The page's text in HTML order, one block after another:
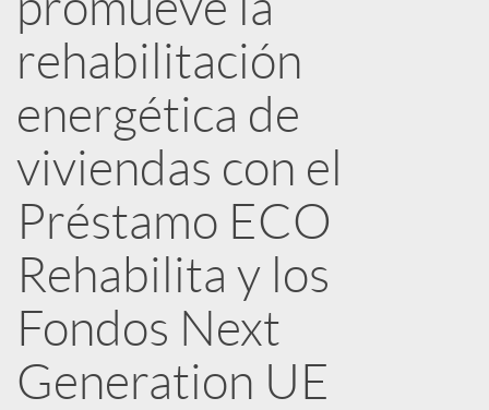
l
i
c
a
d
o
rehabilitación
energética de
viviendas con el
Préstamo ECO
Rehabilita y los
Fondos Next
Generation UE